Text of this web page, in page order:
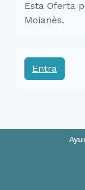
Esta Oferta
Moianès.
Entra